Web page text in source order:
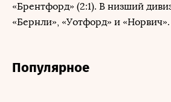
«Брентфорд» (2:1). В низший
«Бернли», «Уотфорд» и «Норвич».
Популярное